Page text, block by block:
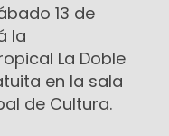
13 de
la
La Doble
en la sala
de Cultura.